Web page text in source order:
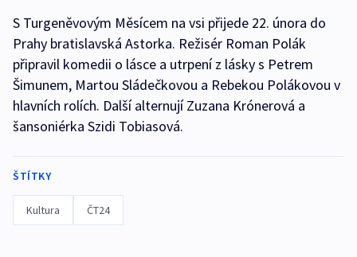
S Turgeněvovým Měsícem na vsi přijede 22. února do
Prahy bratislavská Astorka. Režisér Roman Polák
připravil komedii o lásce a utrpení z lásky s Petrem
Šimunem, Martou Sládečkovou a Rebekou Polákovou v
hlavních rolích. Další alternují Zuzana Krónerová a
šansoniérka Szidi Tobiasová.
ŠTÍTKY
Kultura ČT24